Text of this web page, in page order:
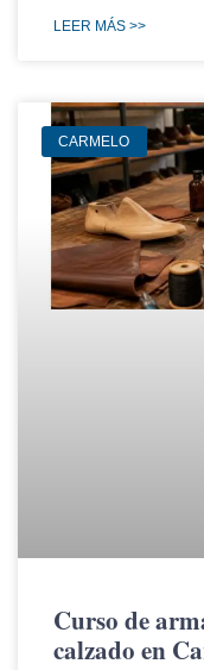
LEER MÁS >>
CARMELO
Curso de
calzado en